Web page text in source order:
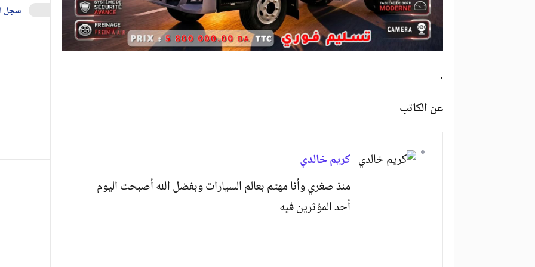
.
عن الكاتب
كريم خالدي
منذ صغري وأنا مهتم بعالم السيارات وبفضل الله أصبحت اليوم
أحد المؤثرين فيه
سجل